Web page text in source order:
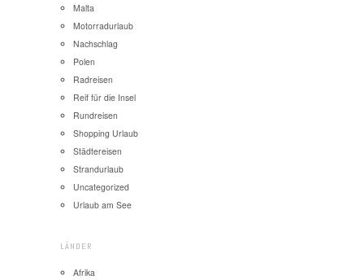
Malta
Motorradurlaub
Nachschlag
Polen
Radreisen
Reif für die Insel
Rundreisen
Shopping Urlaub
Städtereisen
Strandurlaub
Uncategorized
Urlaub am See
LÄNDER
Afrika